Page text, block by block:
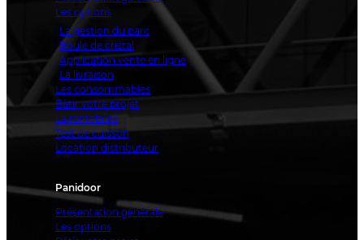
Les options
La gestion du parc
Boule de cristal
Application vente en ligne
La livraison
Les consommables
Bâtir votre projet
La rentabilité
Test de cuisson
Location distributeur
Panidoor
Présentation générale
Les options